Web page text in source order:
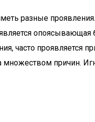
разные
опоясывающая
часто проявляется
причин.